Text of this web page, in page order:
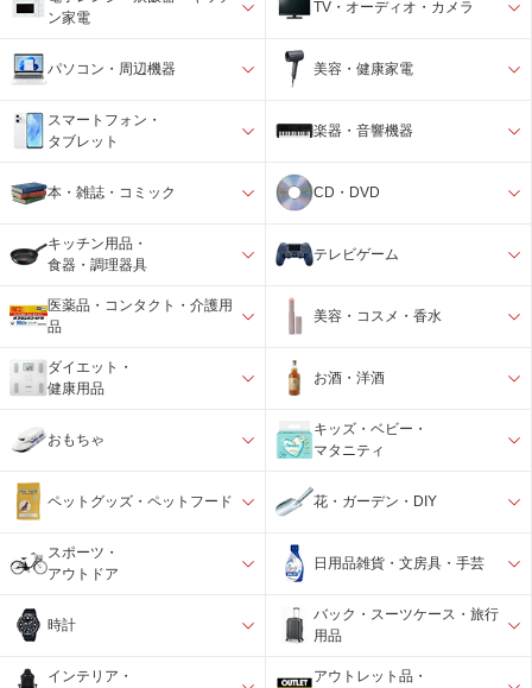
ン家電
TV・オーディオ・カメラ
パソコン・周辺機器 美容・健康家電
スマートフォン・
タブレット
楽器・音響機器
本・雑誌・コミック CD・DVD
キッチン用品・
食器・調理器具
テレビゲーム
医薬品・コンタクト・介護用
品
美容・コスメ・香水
ダイエット・
健康用品
お酒・洋酒
おもちゃ
キッズ・ベビー・
マタニティ
ペットグッズ・ペットフード 花・ガーデン・DIY
スポーツ・
アウトドア
日用品雑貨・文房具・手芸
時計
バック・スーツケース・旅行
用品
インテリア・
アウトレット品・